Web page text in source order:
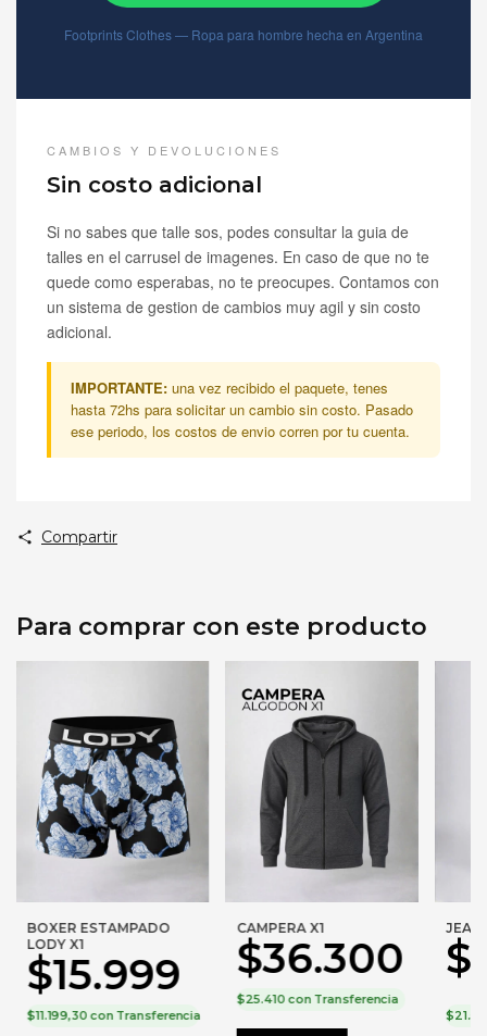
Footprints Clothes — Ropa para hombre hecha en Argentina
CAMBIOS Y DEVOLUCIONES
Sin costo adicional
Si no sabes que talle sos, podes consultar la guia de
talles en el carrusel de imagenes. En caso de que no te
quede como esperabas, no te preocupes. Contamos con
un sistema de gestion de cambios muy agil y sin costo
adicional.
IMPORTANTE: una vez recibido el paquete, tenes
hasta 72hs para solicitar un cambio sin costo. Pasado
ese periodo, los costos de envio corren por tu cuenta.
Compartir
Para comprar con este producto
BOXER ESTAMPADO
LODY X1
$15.999
$11.199,30 con Transferencia
CAMPERA X1
$36.300
$25.410 con Transferencia
JEAN